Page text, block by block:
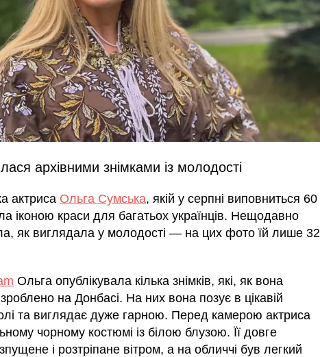
архівними знімками із молодості
актриса Ольга Сумська, якій у серпні виповниться 60
іконою краси для багатьох українців. Нещодавно
як виглядала у молодості — на цих фото їй лише 32
Ольга опублікувала кілька знімків, які, як вона
на Донбасі. На них вона позує в цікавій
та виглядає дуже гарною. Перед камерою актриса
чорному костюмі із білою блузою. Її довге
і розтріпане вітром, а на обличчі був легкий